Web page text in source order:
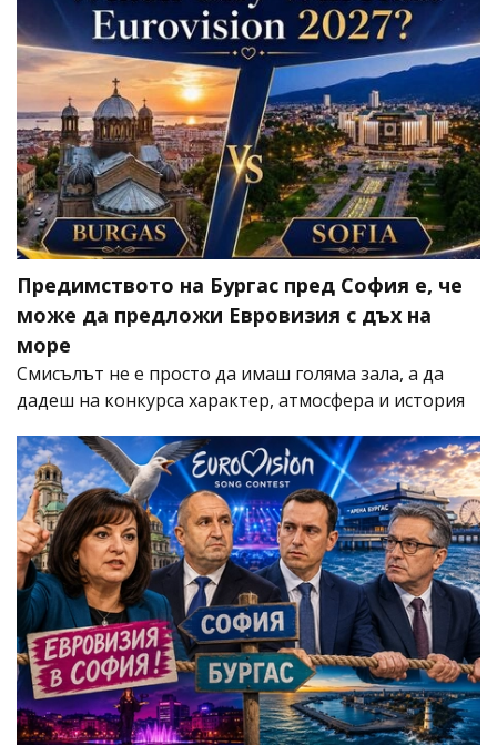
Предимството на Бургас пред София е, че
може да предложи Евровизия с дъх на
море
Смисълът не е просто да имаш голяма зала, а да
дадеш на конкурса характер, атмосфера и история